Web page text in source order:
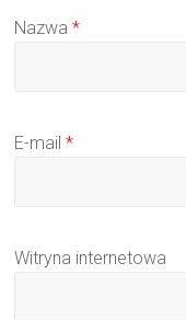
Nazwa*
E-mail*
Witryna internetowa